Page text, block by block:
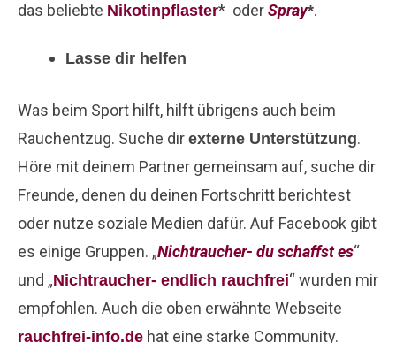
das beliebte Nikotinpflaster* oderSpray*.
Lasse dir helfen
Was beim Sport hilft, hilft übrigens auch beim
Rauchentzug. Suche dir externe Unterstützung.
Höre mit deinem Partner gemeinsam auf, suche dir
Freunde, denen du deinen Fortschritt berichtest
oder nutze soziale Medien dafür. Auf Facebook gibt
es einige Gruppen. „Nichtraucher- du schaffst es“
und „Nichtraucher- endlich rauchfrei“ wurden mir
empfohlen. Auch die oben erwähnte Webseite
rauchfrei-info.de hat eine starke Community.